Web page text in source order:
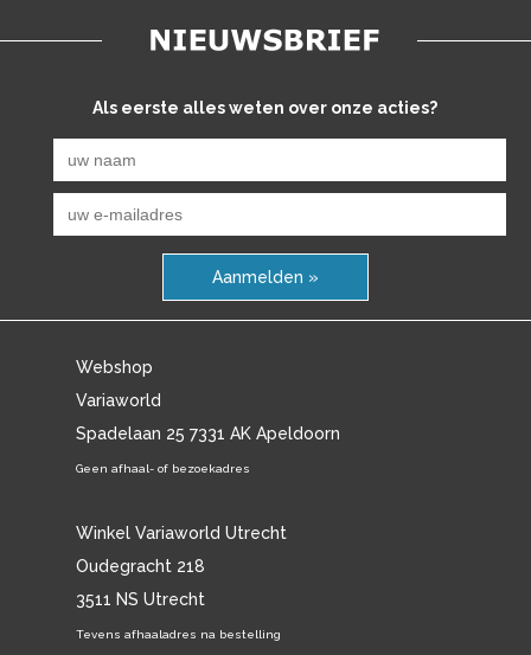
Als eerste alles weten over onze acties?
Aanmelden »
Webshop
Variaworld
Spadelaan 25 7331 AK Apeldoorn
Geen afhaal- of bezoekadres
Winkel Variaworld Utrecht
Oudegracht 218
3511 NS Utrecht
Tevens afhaaladres na bestelling